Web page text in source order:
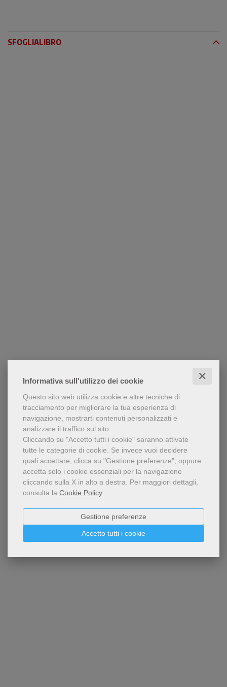
Informativa sull'utilizzo dei cookie ✕
Questo sito web utilizza cookie e altre tecniche di
tracciamento per migliorare la tua esperienza di
navigazione, mostrarti contenuti personalizzati e
analizzare il traffico sul sito.
Cliccando su "Accetto tutti i cookie" saranno attivate
tutte le categorie di cookie. Se invece vuoi decidere
quali accettare, clicca su "Gestione preferenze", oppure
accetta solo i cookie essenziali per la navigazione
cliccando sulla X in alto a destra. Per maggiori dettagli,
consulta la Cookie Policy.
Accetto tutti i cookie
Gestione preferenze
SFOGLIALIBRO